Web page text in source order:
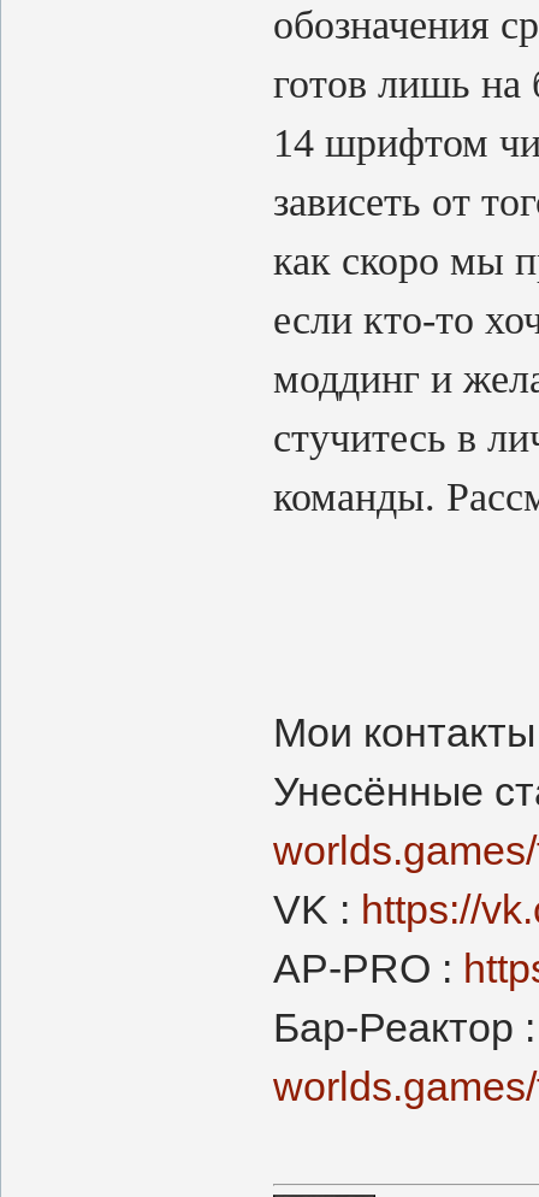
обозначения
готов лишь на
14 шрифтом
зависеть от
как скоро мы
если кто-то
моддинг и
стучитесь в
команды.
Мои
Унесённые
VK : https://
AP-PRO :
Бар-Реактор